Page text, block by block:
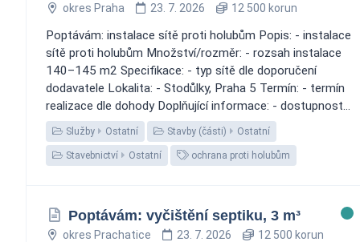
okres Praha 23. 7. 2026 12 500 korun
Poptávám: instalace sítě proti holubům Popis: - instalace
sítě proti holubům Množství/rozměr: - rozsah instalace
140–145 m2 Specifikace: - typ sítě dle doporučení
dodavatele Lokalita: - Stodůlky, Praha 5 Termín: - termín
realizace dle dohody Doplňující informace: - dostupnost...
Služby Ostatní Stavby (části) Ostatní
Stavebnictví Ostatní ochrana proti holubům
Poptávám: vyčištění septiku, 3 m³
okres Prachatice 23. 7. 2026 12 500 korun